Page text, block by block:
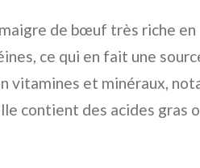
de bœuf très riche en
ce qui en fait une
vitamines et minéraux,
contient des acides gras